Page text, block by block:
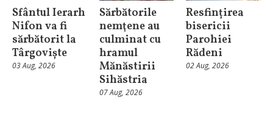
Sfântul Ierarh
Nifon va fi
sărbătorit la
Târgoviște
03 Aug, 2026
Sărbătorile
nemţene au
culminat cu
hramul
Mănăstirii
Sihăstria
07 Aug, 2026
Resfințirea
bisericii
Parohiei
Rădeni
02 Aug, 2026